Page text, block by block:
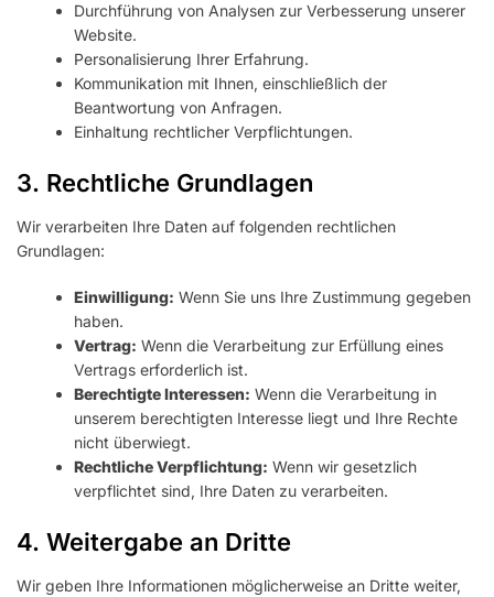
Durchführung von Analysen zur Verbesserung unserer
Website.
Personalisierung Ihrer Erfahrung.
Kommunikation mit Ihnen, einschließlich der
Beantwortung von Anfragen.
Einhaltung rechtlicher Verpflichtungen.
3. Rechtliche Grundlagen
Wir verarbeiten Ihre Daten auf folgenden rechtlichen
Grundlagen:
Einwilligung: Wenn Sie uns Ihre Zustimmung gegeben
haben.
Vertrag: Wenn die Verarbeitung zur Erfüllung eines
Vertrags erforderlich ist.
Berechtigte Interessen: Wenn die Verarbeitung in
unserem berechtigten Interesse liegt und Ihre Rechte
nicht überwiegt.
Rechtliche Verpflichtung: Wenn wir gesetzlich
verpflichtet sind, Ihre Daten zu verarbeiten.
4. Weitergabe an Dritte
Wir geben Ihre Informationen möglicherweise an Dritte weiter,